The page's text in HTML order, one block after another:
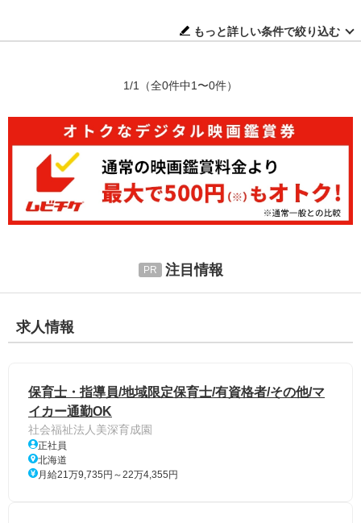
もっと詳しい条件で絞り込む
1/1 （全0件中1〜0件）
注目情報
求人情報
保育士・指導員/地域限定保育士/有資格者/その他/マ
イカー通勤OK
社会福祉法人美深育成園
正社員
北海道
月給21万9,735円～22万4,355円